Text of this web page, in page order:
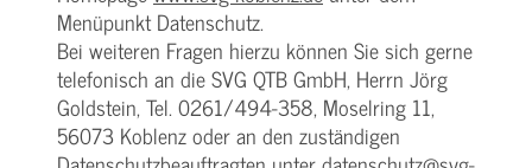
Menüpunkt Datenschutz.
Bei weiteren Fragen hierzu können Sie sich gerne
telefonisch an die SVG QTB GmbH, Herrn Jörg
Goldstein, Tel. 0261/494-358, Moselring 11,
56073 Koblenz oder an den zuständigen